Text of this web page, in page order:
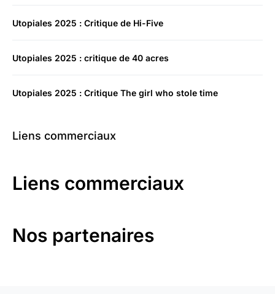
Utopiales 2025 : Critique de Hi-Five
Utopiales 2025 : critique de 40 acres
Utopiales 2025 : Critique The girl who stole time
Liens commerciaux
Liens commerciaux
Nos partenaires